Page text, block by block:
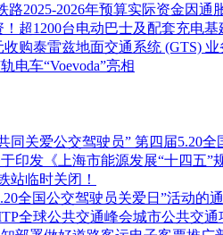
路2025-2026年预算实际资金因通
超1200台电动巴士及配套充电基
收购泰雷兹地面交通系统 (GTS) 业
电车“Voevoda”亮相
同关爱公交驾驶员” 第四届5.20
印发《上海市能源发展“十四五”
站临时关闭！
全国公交驾驶员关爱日”活动的
全球公共交通峰会城市公共交